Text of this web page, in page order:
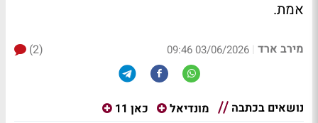
אמת.
מירב ארד |
03/06/2026 09:46
(2)
נושאים בכתבה מונדיאל כאן 11